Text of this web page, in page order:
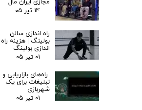
مجازی ایران مال
۱۴ تیر ۰۵
راه اندازی سالن
بولینگ |‌ هزینه راه
اندازی بولینگ
۰۱ تیر ۰۵
راه‌های بازاریابی و
تبلیغات برای یک
شهربازی
۰۱ تیر ۰۵